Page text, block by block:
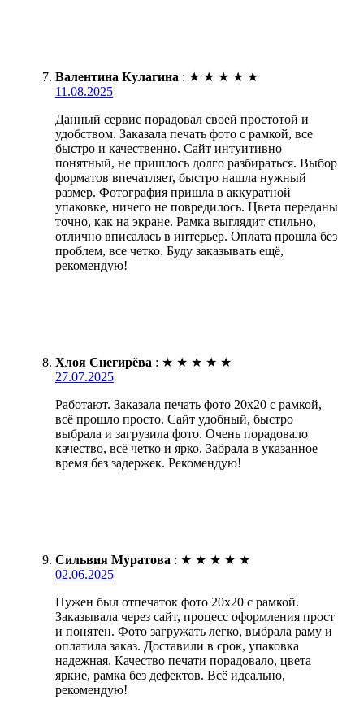
Валентина Кулагина : ★ ★ ★ ★ ★
11.08.2025
Данный сервис порадовал своей простотой и
удобством. Заказала печать фото с рамкой, все
быстро и качественно. Сайт интуитивно
понятный, не пришлось долго разбираться. Выбор
форматов впечатляет, быстро нашла нужный
размер. Фотография пришла в аккуратной
упаковке, ничего не повредилось. Цвета переданы
точно, как на экране. Рамка выглядит стильно,
отлично вписалась в интерьер. Оплата прошла без
проблем, все четко. Буду заказывать ещё,
рекомендую!
Хлоя Снегирёва : ★ ★ ★ ★ ★
27.07.2025
Работают. Заказала печать фото 20х20 с рамкой,
всё прошло просто. Сайт удобный, быстро
выбрала и загрузила фото. Очень порадовало
качество, всё четко и ярко. Забрала в указанное
время без задержек. Рекомендую!
Сильвия Муратова : ★ ★ ★ ★ ★
02.06.2025
Нужен был отпечаток фото 20х20 с рамкой.
Заказывала через сайт, процесс оформления прост
и понятен. Фото загружать легко, выбрала раму и
оплатила заказ. Доставили в срок, упаковка
надежная. Качество печати порадовало, цвета
яркие, рамка без дефектов. Всё идеально,
рекомендую!